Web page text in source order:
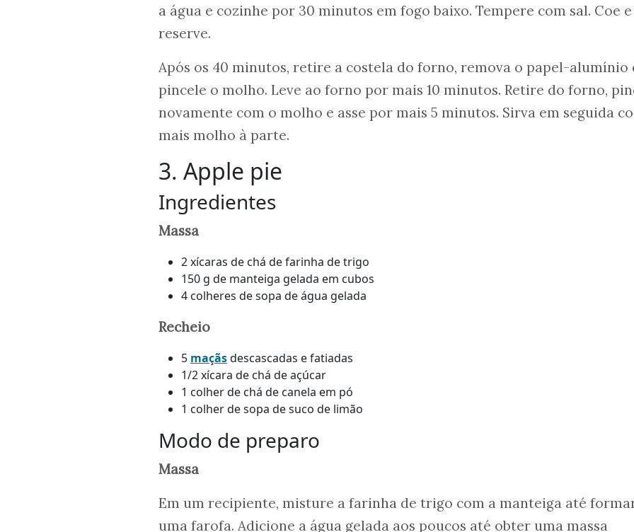
a água e cozinhe por 30 minutos em fogo baixo. Tempere com sal. Coe e
reserve.
Após os 40 minutos, retire a costela do forno, remova o papel-alumínio
pincele o molho. Leve ao forno por mais 10 minutos. Retire do forno,
novamente com o molho e asse por mais 5 minutos. Sirva em seguida
mais molho à parte.
3. Apple pie
Ingredientes
Massa
2 xícaras de chá de farinha de trigo
150 g de manteiga gelada em cubos
4 colheres de sopa de água gelada
Recheio
5 maçãsdescascadas e fatiadas
1/2 xícara de chá de açúcar
1 colher de chá de canela em pó
1 colher de sopa de suco de limão
Modo de preparo
Massa
Em um recipiente, misture a farinha de trigo com a manteiga até
uma farofa. Adicione a água gelada aos poucos até obter uma massa